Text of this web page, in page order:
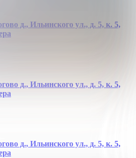
д., Ильинского ул., д. 5, к. 5,
д., Ильинского ул., д. 5, к. 5,
д., Ильинского ул., д. 5, к. 5,